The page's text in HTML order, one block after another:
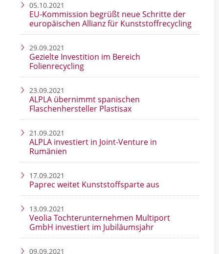
05.10.2021
EU-Kommission begrüßt neue Schritte der
europäischen Allianz für Kunststoffrecycling
29.09.2021
Gezielte Investition im Bereich
Folienrecycling
23.09.2021
ALPLA übernimmt spanischen
Flaschenhersteller Plastisax
21.09.2021
ALPLA investiert in Joint-Venture in
Rumänien
17.09.2021
Paprec weitet Kunststoffsparte aus
13.09.2021
Veolia Tochterunternehmen Multiport
GmbH investiert im Jubiläumsjahr
09.09.2021